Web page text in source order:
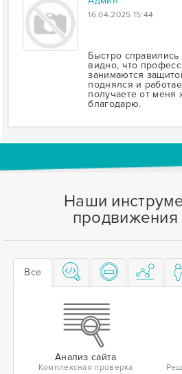
16.04.2025 15:44
Быстро справились
видно, что
занимаются
поднялся и
получаете от меня
благодарю.
Наши
продвижения
Все
Анализ сайта
Комплексная проверка